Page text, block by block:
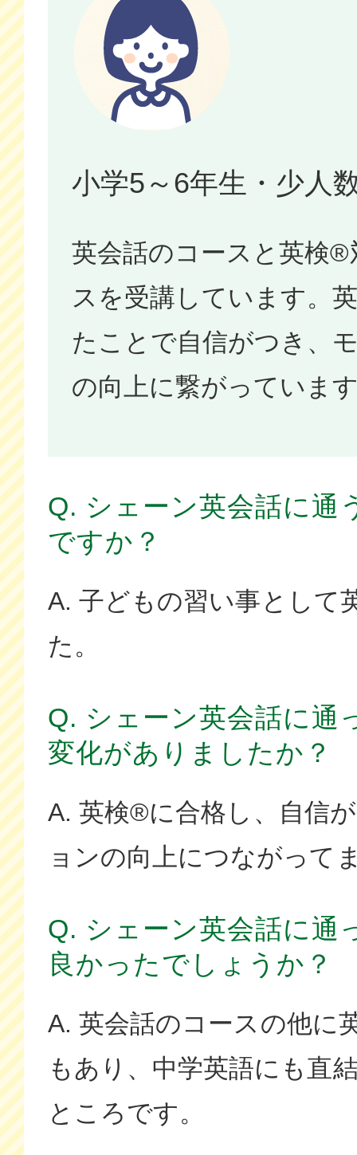
小学5～6年生・少人
英会話のコースと英検®
スを受講しています。
たことで自信がつき、
の向上に繋がっていま
Q. シェーン英会話に通
ですか？
A. 子どもの習い事として
た。
Q. シェーン英会話に通
変化がありましたか？
A. 英検®に合格し、自信
ョンの向上につながって
Q. シェーン英会話に通
良かったでしょうか？
A. 英会話のコースの他に
もあり、中学英語にも直
ところです。